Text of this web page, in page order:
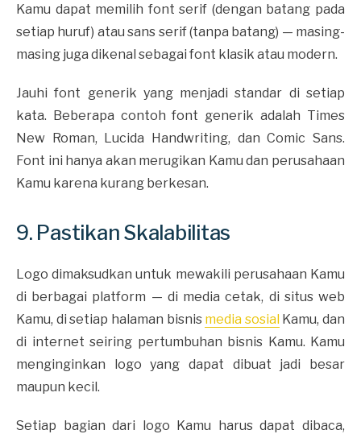
Kamu dapat memilih font serif (dengan batang pada
setiap huruf) atau sans serif (tanpa batang) — masing-
masing juga dikenal sebagai font klasik atau modern.
Jauhi font generik yang menjadi standar di setiap
kata. Beberapa contoh font generik adalah Times
New Roman, Lucida Handwriting, dan Comic Sans.
Font ini hanya akan merugikan Kamu dan perusahaan
Kamu karena kurang berkesan.
9. Pastikan Skalabilitas
Logo dimaksudkan untuk mewakili perusahaan Kamu
di berbagai platform — di media cetak, di situs web
Kamu, di setiap halaman bisnis media sosialKamu, dan
di internet seiring pertumbuhan bisnis Kamu. Kamu
menginginkan logo yang dapat dibuat jadi besar
maupun kecil.
Setiap bagian dari logo Kamu harus dapat dibaca,